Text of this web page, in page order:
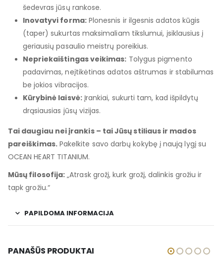
šedevras jūsų rankose.
Inovatyvi forma:Plonesnis ir ilgesnis adatos kūgis
(taper) sukurtas maksimaliam tikslumui, įsiklausius į
geriausių pasaulio meistrų poreikius.
Nepriekaištingas veikimas: Tolygus pigmento
padavimas, neįtikėtinas adatos aštrumas ir stabilumas
be jokios vibracijos.
Kūrybinė laisvė:Įrankiai, sukurti tam, kad išpildytų
drąsiausias jūsų vizijas.
Tai daugiau nei įrankis – tai Jūsų stiliaus ir mados
pareiškimas.Pakelkite savo darbų kokybę į naują lygį su
OCEAN HEART TITANIUM.
Mūsų filosofija: „Atrask grožį, kurk grožį, dalinkis grožiu ir
tapk grožiu.“
PAPILDOMA INFORMACIJA
PANAŠŪS PRODUKTAI